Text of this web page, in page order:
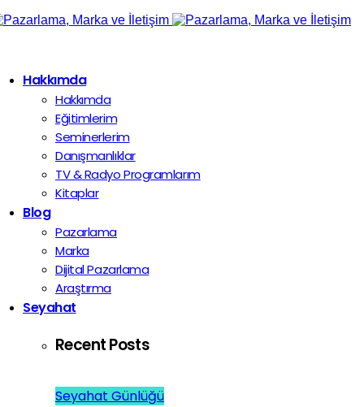
Hakkımda
Hakkımda
Eğitimlerim
Seminerlerim
Danışmanlıklar
TV & Radyo Programlarım
Kitaplar
Blog
Pazarlama
Marka
Dijital Pazarlama
Araştırma
Seyahat
Recent Posts
Seyahat Günlüğü